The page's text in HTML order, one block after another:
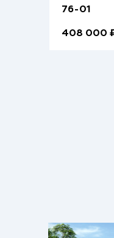
76-01
408 000